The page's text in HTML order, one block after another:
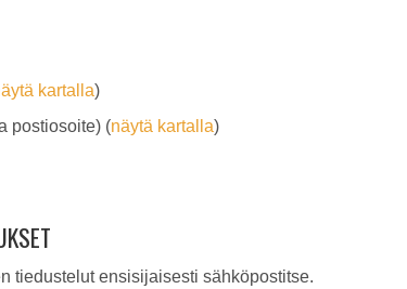
kartalla)
postiosoite) (näytä kartalla)
tiedustelut ensisijaisesti sähköpostitse.